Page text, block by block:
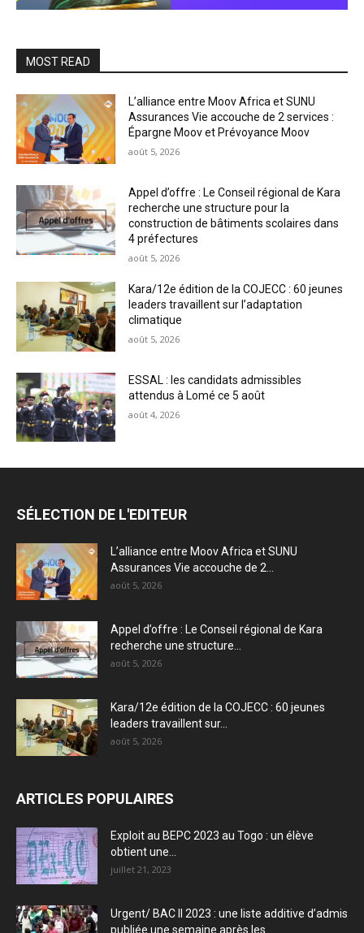
MOST READ
L’alliance entre Moov Africa et SUNU
Assurances Vie accouche de 2 services :
Épargne Moov et Prévoyance Moov
août 5, 2026
Appel d’offre : Le Conseil régional de Kara
recherche une structure pour la
construction de bâtiments scolaires dans
4 préfectures
août 5, 2026
Kara/12e édition de la COJECC : 60 jeunes
leaders travaillent sur l’adaptation
climatique
août 5, 2026
ESSAL : les candidats admissibles
attendus à Lomé ce 5 août
août 4, 2026
SÉLECTION DE L'EDITEUR
L’alliance entre Moov Africa et SUNU
Assurances Vie accouche de 2...
août 5, 2026
Appel d’offre : Le Conseil régional de Kara
recherche une structure...
août 5, 2026
Kara/12e édition de la COJECC : 60 jeunes
leaders travaillent sur...
août 5, 2026
ARTICLES POPULAIRES
Exploit au BEPC 2023 au Togo : un élève
obtient une...
juillet 21, 2023
Urgent/ BAC II 2023 : une liste additive d’admis
publiée une semaine après les...